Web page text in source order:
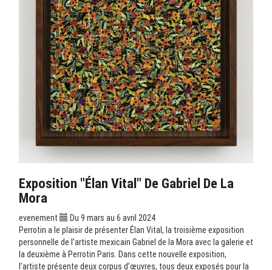
Exposition "Élan Vital" De Gabriel De La
Mora
evenement
Du 9 mars au 6 avril 2024
Perrotin a le plaisir de présenter Élan Vital, la troisième exposition
personnelle de l’artiste mexicain Gabriel de la Mora avec la galerie et
la deuxième à Perrotin Paris. Dans cette nouvelle exposition,
l’artiste présente deux corpus d’œuvres, tous deux exposés pour la